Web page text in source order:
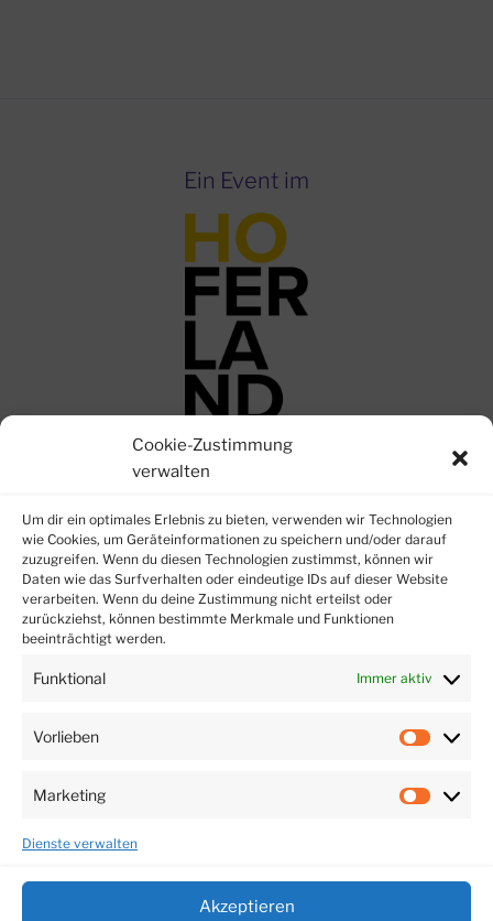
Cookie-Zustimmung
verwalten
Um dir ein optimales Erlebnis zu bieten, verwenden wir Technologien
wie Cookies, um Geräteinformationen zu speichern und/oder darauf
zuzugreifen. Wenn du diesen Technologien zustimmst, können wir
Daten wie das Surfverhalten oder eindeutige IDs auf dieser Website
verarbeiten. Wenn du deine Zustimmung nicht erteilst oder
zurückziehst, können bestimmte Merkmale und Funktionen
beeinträchtigt werden.
Funktional Immer aktiv
Vorlieben
Marketing
Dienste verwalten
Akzeptieren
Ein Event im
Datenschutz
Impressum